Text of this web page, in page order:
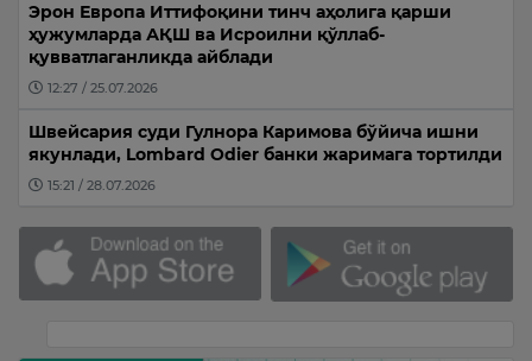
Эрон Европа Иттифоқини тинч аҳолига қарши
ҳужумларда АҚШ ва Исроилни қўллаб-
қувватлаганликда айблади
12:27 / 25.07.2026
Швейсария суди Гулнора Каримова бўйича ишни
якунлади, Lombard Odier банки жаримага тортилди
15:21 / 28.07.2026